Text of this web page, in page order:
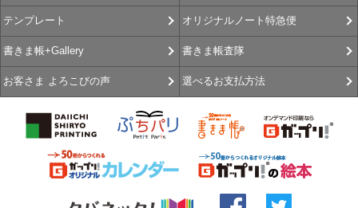
テンプレート オリジナルノート特急便
書きま帳+Gallery 書きま帳査隊
お客さま よろこびの声 選べるお支払方法